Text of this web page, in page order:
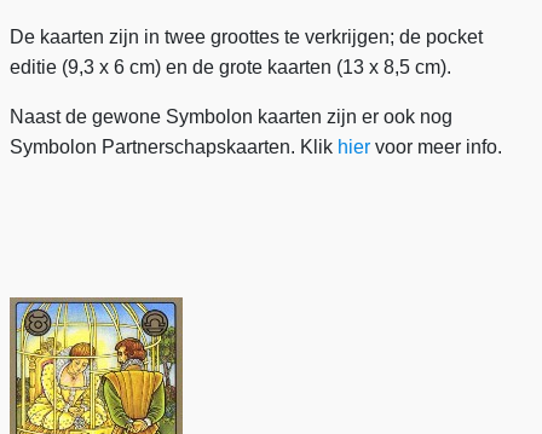
De kaarten zijn in twee groottes te verkrijgen; de pocket
editie (9,3 x 6 cm) en de grote kaarten (13 x 8,5 cm).
Naast de gewone Symbolon kaarten zijn er ook nog
Symbolon Partnerschapskaarten. Klik hier voor meer info.